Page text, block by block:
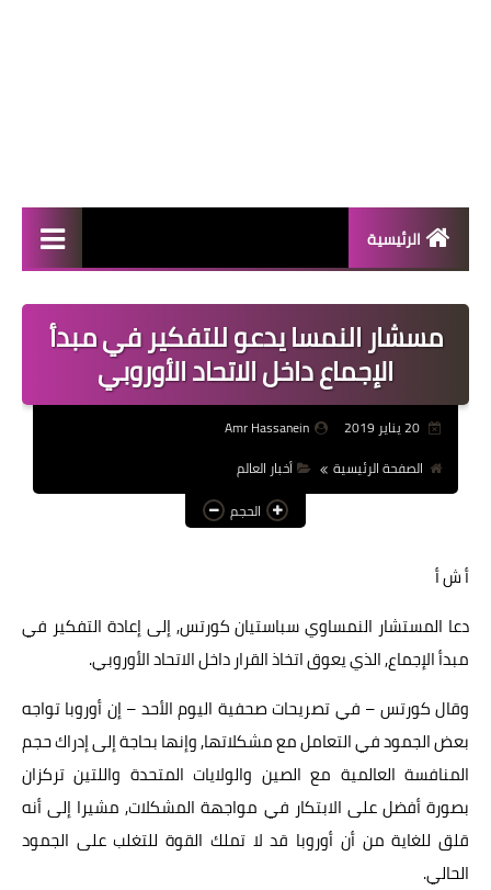
الرئيسية
منوعات
فعاليات
صحة
عالم المرأة
أخبار مصر
أخبار عربية
أخبار النجوم
أخبار العالم
مسشار النمسا يدعو للتفكير في مبدأ
الإجماع داخل الاتحاد الأوروبي
20 يناير 2019
Amr Hassanein
الصفحة الرئيسية
أخبار العالم
الحجم
أ ش أ
دعا المستشار النمساوي سباستيان كورتس, إلى إعادة التفكير في
مبدأ الإجماع, الذي يعوق اتخاذ القرار داخل الاتحاد الأوروبي.
وقال كورتس – في تصريحات صحفية اليوم الأحد – إن أوروبا تواجه
بعض الجمود في التعامل مع مشكلاتها, وإنها بحاجة إلى إدراك حجم
المنافسة العالمية مع الصين والولايات المتحدة واللتين تركزان
بصورة أفضل على الابتكار في مواجهة المشكلات, مشيرا إلى أنه
قلق للغاية من أن أوروبا قد لا تملك القوة للتغلب على الجمود
الحالي.